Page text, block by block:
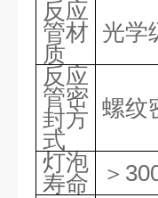
反应
管材
质
光学
反应
管密
封方
式
螺纹
灯泡
寿命
＞ 30